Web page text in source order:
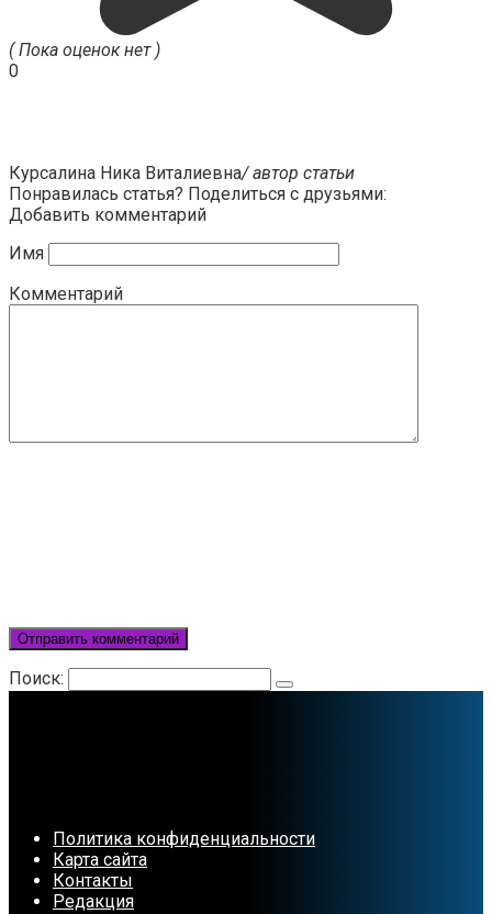
( Пока оценок нет )
0
Курсалина Ника Виталиевна/ автор статьи
Понравилась статья? Поделиться с друзьями:
Добавить комментарий
Имя
Комментарий
Поиск:
Политика конфиденциальности
Карта сайта
Контакты
Редакция